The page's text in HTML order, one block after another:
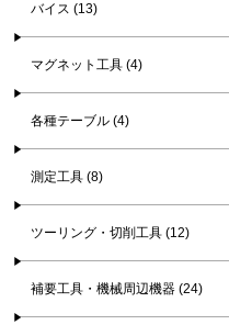
バイス (13)
マグネット工具 (4)
各種テーブル (4)
測定工具 (8)
ツーリング・切削工具 (12)
補要工具・機械周辺機器 (24)